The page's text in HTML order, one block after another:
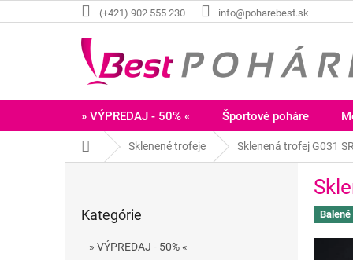
na
(+421) 902 555 230 info@poharebest.sk
» VÝPREDAJ - 50% « Športové poháre
DomovSklenené trofeje Sklenená trofej G031
kategórie
Kategórie
» VÝPREDAJ - 50% «